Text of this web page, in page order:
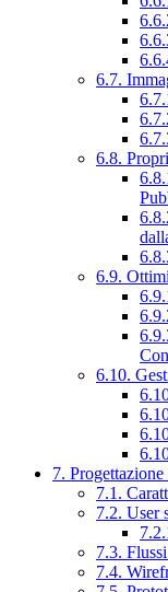
6.7.
6.8.
6.9.
6.10.
7.
7.1.
7.2. User
7.3.
7.4.